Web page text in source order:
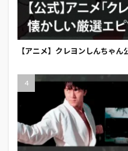
【アニメ】クレヨンしんちゃん